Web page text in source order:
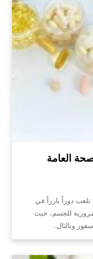
العامة
تلعب دوراً بارزاً في
ضرورية للجسم، حيث
وبالتال…